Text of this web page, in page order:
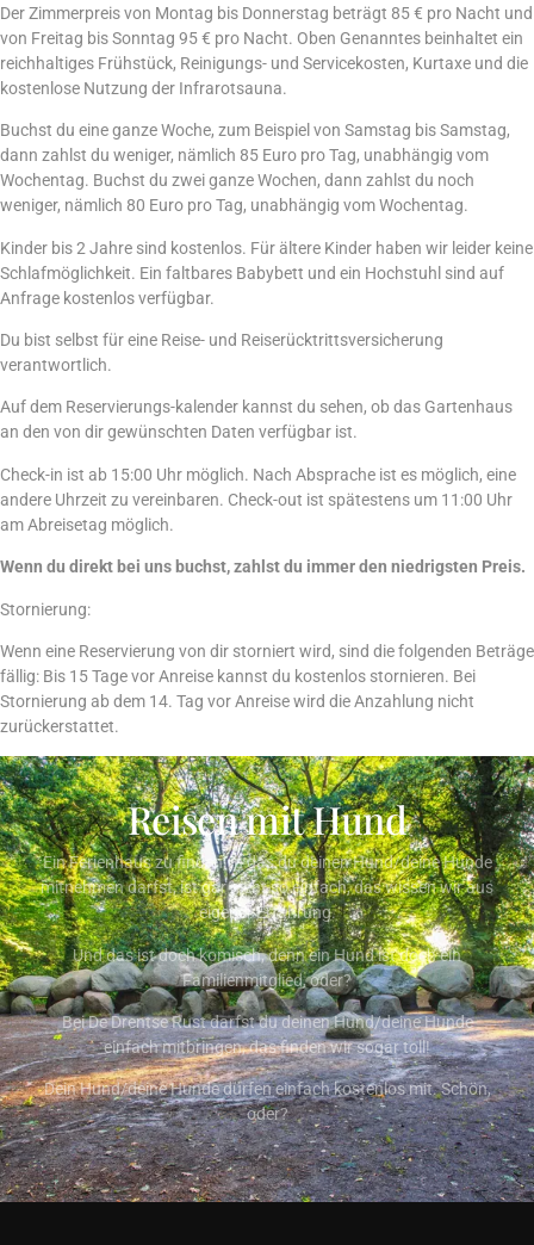
DerZimmerpreis von Montag bis Donnerstag beträgt 85 € pro Nacht und
von Freitag bis Sonntag 95 € pro Nacht. Oben Genanntes beinhaltet ein
reichhaltiges Frühstück, Reinigungs- und Servicekosten, Kurtaxe und die
kostenlose Nutzung der Infrarotsauna.
Buchst du eine ganze Woche, zum Beispiel von Samstag bis Samstag,
dann zahlst du weniger, nämlich 85 Euro pro Tag, unabhängig vom
Wochentag. Buchst du zwei ganze Wochen, dann zahlst du noch
weniger, nämlich 80 Euro pro Tag, unabhängig vom Wochentag.
Kinder bis 2 Jahre sind kostenlos. Für ältere Kinder haben wir leider keine
Schlafmöglichkeit. Ein faltbares Babybett und ein Hochstuhl sind auf
Anfrage kostenlos verfügbar.
Du bist selbst für eine Reise- und Reiserücktrittsversicherung
verantwortlich.
Aufdem Reservierungs-kalender kannst du sehen, ob das Gartenhaus
an den von dir gewünschten Daten verfügbar ist.
Check-in ist ab 15:00 Uhr möglich. Nach Absprache ist es möglich, eine
andere Uhrzeit zu vereinbaren. Check-out ist spätestens um 11:00 Uhr
am Abreisetag möglich.
Wenn du direkt bei uns buchst, zahlst du immerden niedrigsten Preis.
Stornierung:
Wenn eine Reservierung von dir storniert wird, sind diefolgenden Beträge
fällig: Bis 15 Tage vor Anreise kannst du kostenlos stornieren. Bei
Stornierung ab dem 14. Tag vor Anreise wird die Anzahlung nicht
zurückerstattet.
Reisen mit Hund
Ein Ferienhaus zu finden, in das du deinen Hund/deine Hunde
mitnehmen darfst, ist gar nicht so einfach, das wissen wir aus
eigener Erfahrung.
Und das ist doch komisch, denn ein Hund ist doch ein
Familienmitglied, oder?
Bei De Drentse Rust darfst du deinen Hund/deine Hunde
einfach mitbringen, das finden wir sogar toll!
Dein Hund/deine Hunde dürfen einfach kostenlos mit. Schön,
oder?